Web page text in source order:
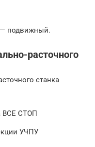
— подвижный.
расточного
станка
ВСЕ СТОП
УЧПУ